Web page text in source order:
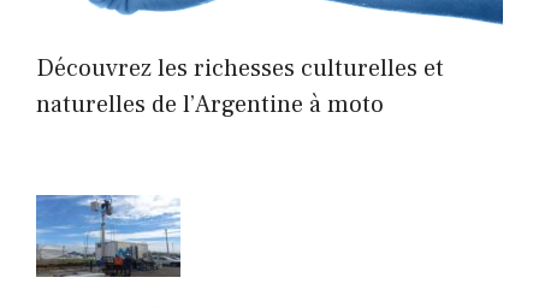
Découvrez les richesses culturelles et
naturelles de l’Argentine à moto